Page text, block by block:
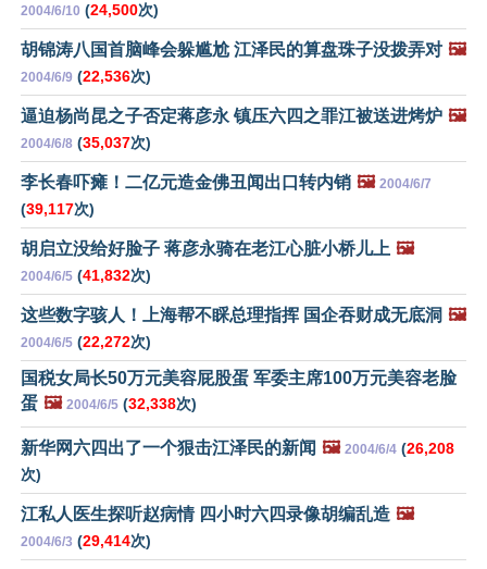
2004/6/10 (24,500次)
胡锦涛八国首脑峰会躲尴尬 江泽民的算盘珠子没拨弄对 🖼️
2004/6/9 (22,536次)
逼迫杨尚昆之子否定蒋彦永 镇压六四之罪江被送进烤炉 🖼️
2004/6/8 (35,037次)
李长春吓瘫！二亿元造金佛丑闻出口转内销 🖼️ 2004/6/7
(39,117次)
胡启立没给好脸子 蒋彦永骑在老江心脏小桥儿上 🖼️
2004/6/5 (41,832次)
这些数字骇人！上海帮不睬总理指挥 国企吞财成无底洞 🖼️
2004/6/5 (22,272次)
国税女局长50万元美容屁股蛋 军委主席100万元美容老脸
蛋 🖼️ 2004/6/5 (32,338次)
新华网六四出了一个狠击江泽民的新闻 🖼️ 2004/6/4 (26,208
次)
江私人医生探听赵病情 四小时六四录像胡编乱造 🖼️
2004/6/3 (29,414次)